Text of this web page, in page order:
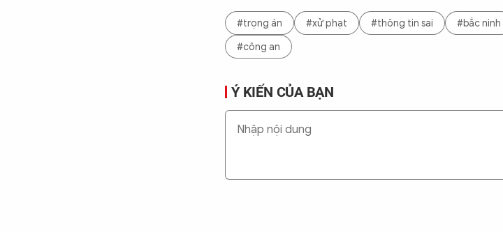
#trọng án #xử phạt #thông tin sai #bắc ninh
#công an
Ý KIẾN CỦA BẠN